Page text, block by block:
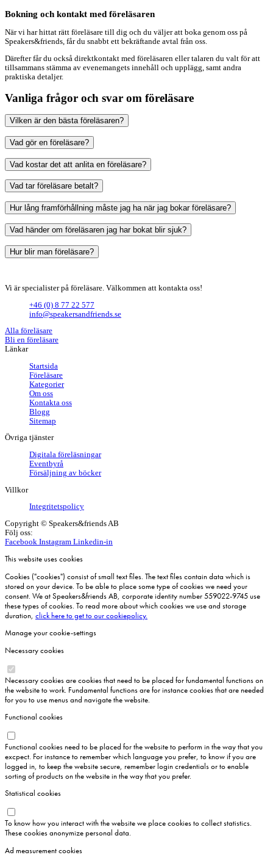
Bokning och kontakt med föreläsaren
När vi har hittat rätt föreläsare till dig och du väljer att boka genom oss på
Speakers&friends, får du snabbt ett bekräftande avtal från oss.
Därefter får du också direktkontakt med föreläsaren eller talaren du valt för att
tillsammans stämma av evenemangets innehåll och upplägg, samt andra
praktiska detaljer.
Vanliga frågor och svar om föreläsare
Vilken är den bästa föreläsaren?
Vad gör en föreläsare?
Vad kostar det att anlita en föreläsare?
Vad tar föreläsare betalt?
Hur lång framförhållning måste jag ha när jag bokar föreläsare?
Vad händer om föreläsaren jag har bokat blir sjuk?
Hur blir man föreläsare?
Vi är specialister på föreläsare. Välkommen att kontakta oss!
+46 (0) 8 77 22 577
info@speakersandfriends.se
Alla föreläsare
Bli en föreläsare​
Länkar
Startsida
Föreläsare
Kategorier
Om oss
Kontakta oss
Blogg
Sitemap
Övriga tjänster
Digitala föreläsningar
Eventbyrå
Försäljning av böcker
Villkor
Integritetspolicy
Copyright © Speakers&friends AB
Följ oss:
Facebook Instagram Linkedin-in
This website uses cookies
Cookies ("cookies") consist of small text files. The text files contain data which is
stored on your device. To be able to place some type of cookies we need your
consent. We at Speakers&friends AB, corporate identity number 559022-9745 use
these types of cookies. To read more about which cookies we use and storage
duration, click here to get to our cookiepolicy.
Manage your cookie-settings
Necessary cookies
Necessary cookies are cookies that need to be placed for fundamental functions on
the website to work. Fundamental functions are for instance cookies that are needed
for you to use menus and navigate the website.
Functional cookies
Functional cookies need to be placed for the website to perform in the way that you
excpect. For instance to remember which language you prefer, to know if you are
logged in, to keep the website secure, remember login credentials or to enable
sorting of products on the website in the way that you prefer.
Statistical cookies
To know how you interact with the website we place cookies to collect statistics.
These cookies anonymize personal data.
Ad measurement cookies